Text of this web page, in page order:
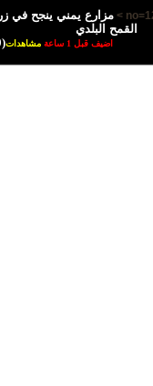
مزارع يمني ينجح في
القمح البلدي
اضيف قبل 1 ساعة مشاهدات(170)